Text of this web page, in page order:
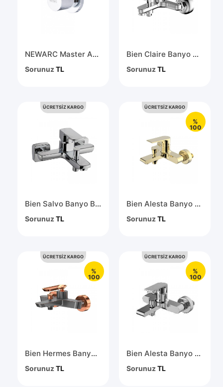
NEWARC Master Ankastre Stop Valf 187632
SorunuzTL
Bien Claire Banyo Bataryası BB01051102
SorunuzTL
ÜCRETSİZ KARGO
Bien Salvo Banyo Bataryası BB01044102
SorunuzTL
%
100
ÜCRETSİZ KARGO
Bien Alesta Banyo Bataryası Altın BB01001306
SorunuzTL
%
100
ÜCRETSİZ KARGO
Bien Hermes Banyo Bataryası Fırçalı Bronz -Rose Gold BB01009404
SorunuzTL
%
100
ÜCRETSİZ KARGO
Bien Alesta Banyo Bataryası Krom BB01001102
SorunuzTL